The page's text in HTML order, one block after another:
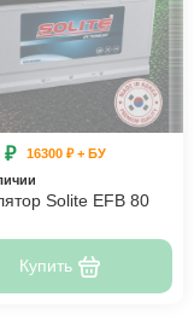
₽
16300 ₽ + БУ
Solite EFB 80
Купить